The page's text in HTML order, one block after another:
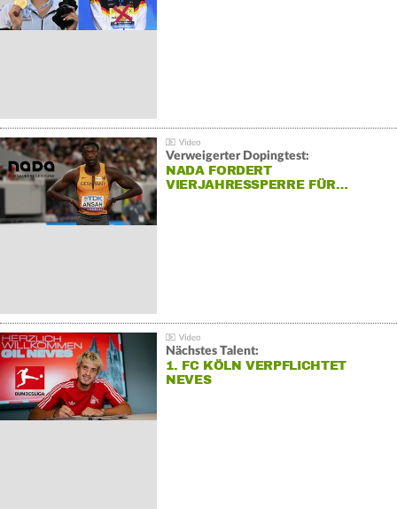
Verweigerter Dopingtest:
NADA FORDERT
VIERJAHRESSPERRE FÜR…
Nächstes Talent:
1. FC KÖLN VERPFLICHTET
NEVES